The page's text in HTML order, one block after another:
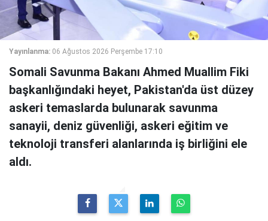
Yayınlanma: 06 Ağustos 2026 Perşembe 17:10
Somali Savunma Bakanı Ahmed Muallim Fiki
başkanlığındaki heyet, Pakistan'da üst düzey
askeri temaslarda bulunarak savunma
sanayii, deniz güvenliği, askeri eğitim ve
teknoloji transferi alanlarında iş birliğini ele
aldı.